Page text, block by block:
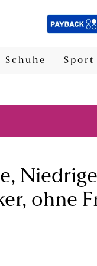
Schuhe Sport
ohne